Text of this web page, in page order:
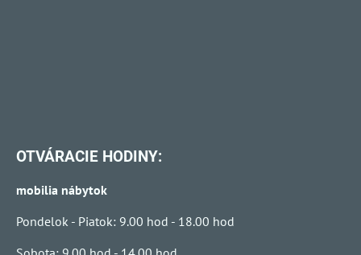
OTVÁRACIE HODINY:
mobilia nábytok
Pondelok - Piatok: 9.00 hod - 18.00 hod